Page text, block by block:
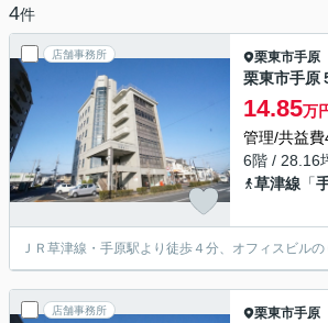
4件
店舗事務所 栗東市手原
栗東市手原
14.85万
管理/共益
6階 / 28.16
草津線 「
ＪＲ草津線・手原駅より徒歩４分、オフィスビル
店舗事務所 栗東市手原